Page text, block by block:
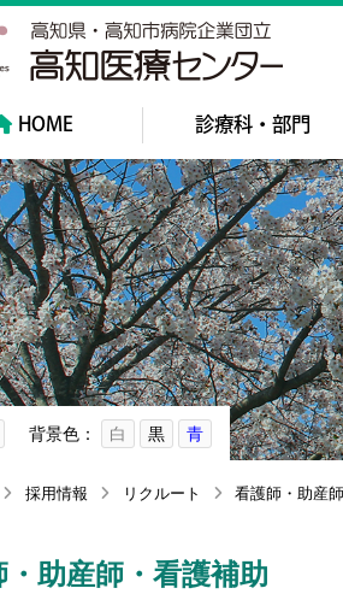
HOME 診療科・部門
背景色： 白 黒 青
採用情報 リクルート 看護師・助産
・助産師・看護補助